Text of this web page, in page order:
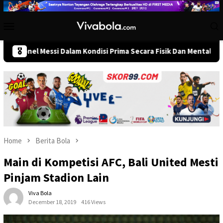
Skip
🎖️
Dalam Kondisi Prima Secara Fisik Dan Mental Jelang
Home Berita Bola
Main di Kompetisi AFC, Bali United Mesti
Pinjam Stadion Lain
Viva Bola
December 18, 2019
416 Views